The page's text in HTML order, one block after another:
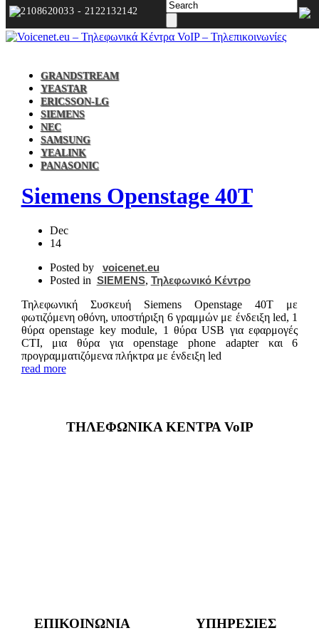
2108620033 - 2122132142
GRANDSTREAM
YEASTAR
ERICSSON-LG
SIEMENS
NEC
SAMSUNG
YEALINK
PANASONIC
Siemens Openstage 40T
Dec
14
Posted by
voicenet.eu
Posted in SIEMENS, Τηλεφωνικό Κέντρο
Τηλεφωνική Συσκευή Siemens Openstage 40T με
φωτιζόμενη οθόνη, υποστήριξη 6 γραμμών με ένδειξη led, 1
θύρα openstage key module, 1 θύρα USB για εφαρμογές
CTI, μια θύρα για openstage phone adapter και 6
προγραμματιζόμενα πλήκτρα με ένδειξη led
read more
ΤΗΛΕΦΩΝΙΚΑ ΚΕΝΤΡΑ VoIP
ΕΠΙΚΟΙΝΩΝΙΑ ΥΠΗΡΕΣΙΕΣ